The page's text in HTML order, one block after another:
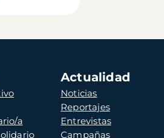
a
Actualidad
Noticias
Reportajes
Entrevistas
Campañas